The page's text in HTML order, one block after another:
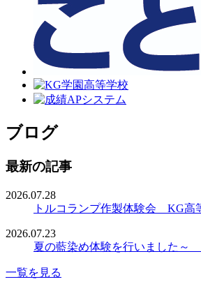
ブログ
最新の記事
2026.07.28
トルコランプ作製体験会 KG高
2026.07.23
夏の藍染め体験を行いました～
一覧を見る